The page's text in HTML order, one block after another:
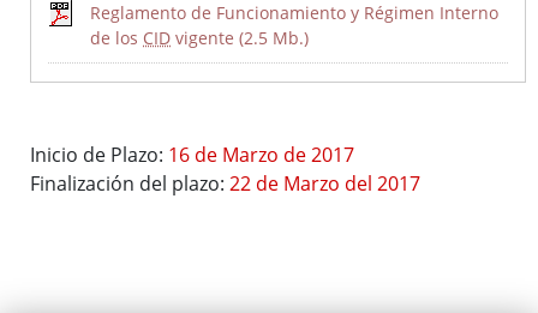
I Estrategia de Desarrollo Sostenible de la Diputación de
Reglamento de Funcionamiento y Régimen Interno
de los CID vigente (2.5 Mb.)
Inicio de Plazo: 16 de Marzo de 2017
Finalización del plazo: 22 de Marzo del 2017